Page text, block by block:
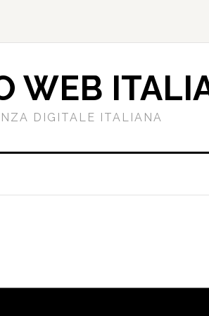
WEB
DIGITALE ITALIANA